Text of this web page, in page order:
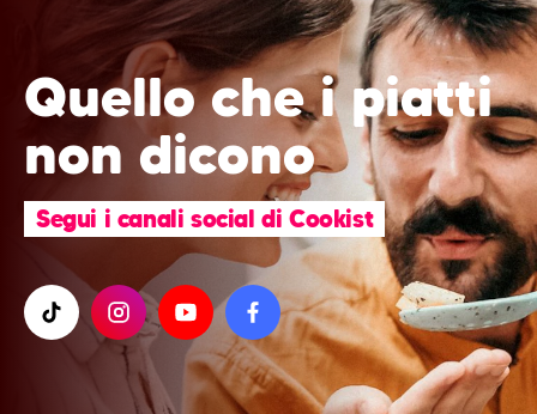
Quello che i piatti
non dicono
Segui i canali social di Cookist